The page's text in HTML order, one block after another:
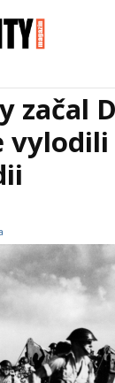
začal
vylodili